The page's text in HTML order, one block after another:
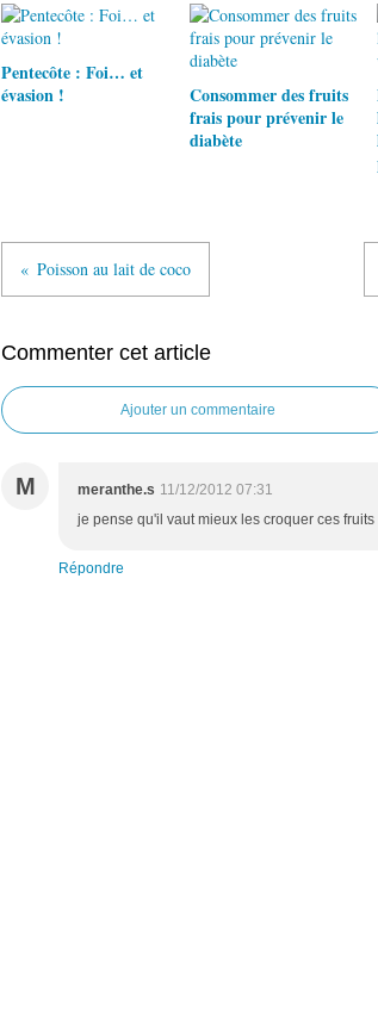
Pentecôte : Foi… et
évasion !
Consommer des fruits
frais pour prévenir le
diabète
Poisson au lait de coco
Commenter cet article
Ajouter un commentaire
M meranthe.s 11/12/2012 07:31
je pense qu'il vaut mieux les croquer ces fruits
Répondre